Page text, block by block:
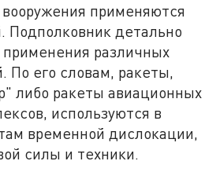
применяются
Подполковник детально
различных
По его словам, ракеты,
либо ракеты авиационных
используются в
временной дислокации,
силы и техники.